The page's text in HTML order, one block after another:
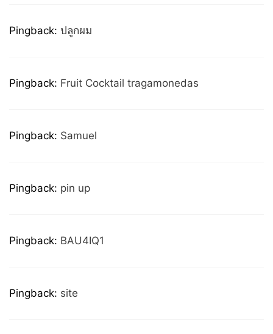
Pingback: ปลูกผม
Pingback: Fruit Cocktail tragamonedas
Pingback: Samuel
Pingback: pin up
Pingback: BAU4IQ1
Pingback: site